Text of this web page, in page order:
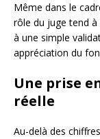
Même dans le
rôle du juge tend
à une simple
appréciation du
Une prise
réelle
Au-delà des